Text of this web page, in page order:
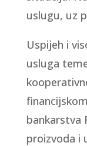
uslugu, uz
Uspijeh i
usluga
bankarstva
proizvoda i